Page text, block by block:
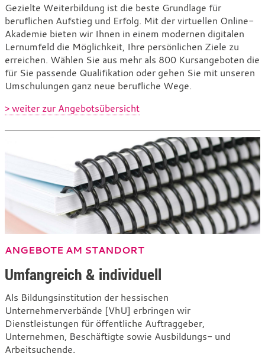
Gezielte Weiterbildung ist die beste Grundlage für
beruflichen Aufstieg und Erfolg. Mit der virtuellen Online-
Akademie bieten wir Ihnen in einem modernen digitalen
Lernumfeld die Möglichkeit, Ihre persönlichen Ziele zu
erreichen. Wählen Sie aus mehr als 800 Kursangeboten die
für Sie passende Qualifikation oder gehen Sie mit unseren
Umschulungen ganz neue berufliche Wege.
> weiter zur Angebotsübersicht
ANGEBOTE AM STANDORT
Umfangreich & individuell
Als Bildungsinstitution der hessischen
Unternehmerverbände [VhU] erbringen wir
Dienstleistungen für öffentliche Auftraggeber,
Unternehmen, Beschäftigte sowie Ausbildungs- und
Arbeitsuchende.